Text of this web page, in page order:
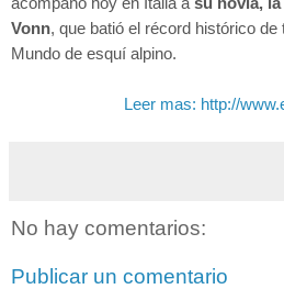
Vonn, que batió el récord histórico
Mundo de esquí alpino.
Leer mas: http://
No hay comentarios:
Publicar un comentario